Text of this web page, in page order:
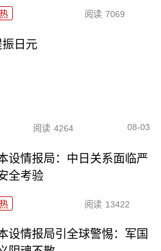
阅读 7069
日元
阅读 4264 08-03
设情报局：中日关系面临严
全考验
阅读 13422
设情报局引全球警惕：军国